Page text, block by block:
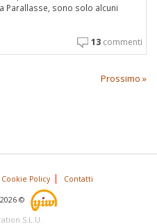
Parallasse, sono solo alcuni
13 commenti
Prossimo »
Cookie Policy Contatti
©
S.L.U.